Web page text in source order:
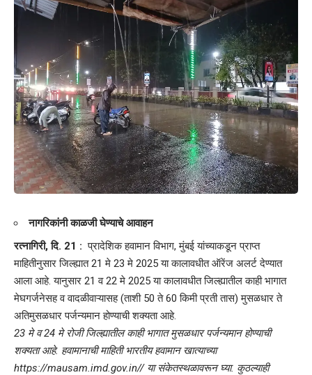
नागरिकांनी काळजी घेण्याचे आवाहन
रत्नागिरी, दि. 21 : प्रादेशिक हवामान विभाग, मुंबई यांच्याकडून प्राप्त
माहितीनुसार जिल्ह्यात 21 मे 23 मे 2025 या कालावधीत ऑरेंज अलर्ट देण्यात
आला आहे. यानुसार 21 व 22 मे 2025 या कालावधीत जिल्ह्यातील काही भागात
मेघगर्जनेसह व वादळीवाऱ्यासह (ताशी 50 ते 60 किमी प्रती तास) मुसळधार ते
अतिमुसळधार पर्जन्यमान होण्याची शक्यता आहे.
23 मे व 24 मे रोजी जिल्ह्यातील काही भागात मुसळधार पर्जन्यमान होण्याची
शक्यता आहे. हवामानाची माहिती भारतीय हवामान खात्याच्या
https://mausam.imd.gov.in// या संकेतस्थळावरून घ्या. कुठल्याही